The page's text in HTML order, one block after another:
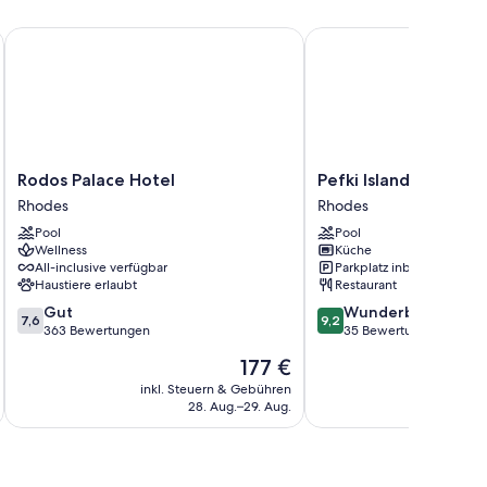
Rodos
Palace
Hotel
Rhodes
Rodos Palace Hotel
Rhodes
Pool
Wellness
All-inclusive verfügbar
Haustiere erlaubt
7.6
von
7,6 Gut
363 Bewertungen
Der
Preis
beträgt
177 €
inkl. Steuern & Gebühren
28. Aug.–29. Aug.
Rodos Palace Hotel
Pefki
Islands
Resort
Rhodes
Pefki Islands Resort
Rhodes
Pool
Küche
Parkplatz inbegriffen
Restaurant
9.2
von
9,2 Wunderbar
35 Bewertungen
Pefki Islands Resort